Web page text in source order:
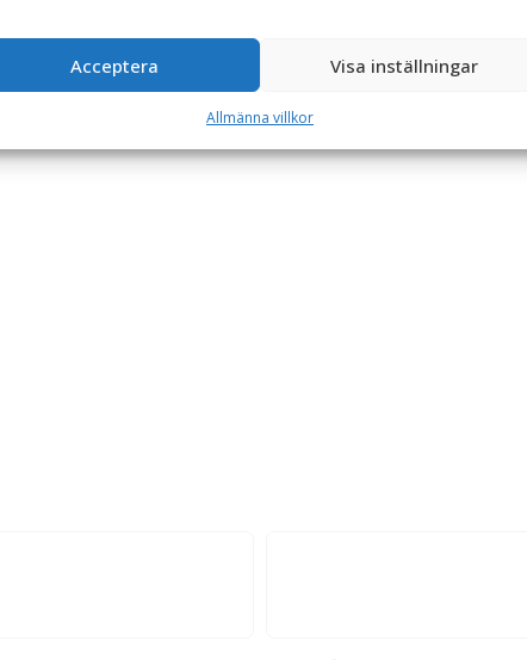
Acceptera Visa inställningar
Allmänna villkor